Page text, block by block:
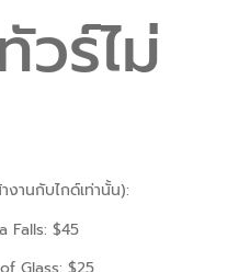
วร์ไม่
านกับไกด์เท่านั้น):
Falls: $45